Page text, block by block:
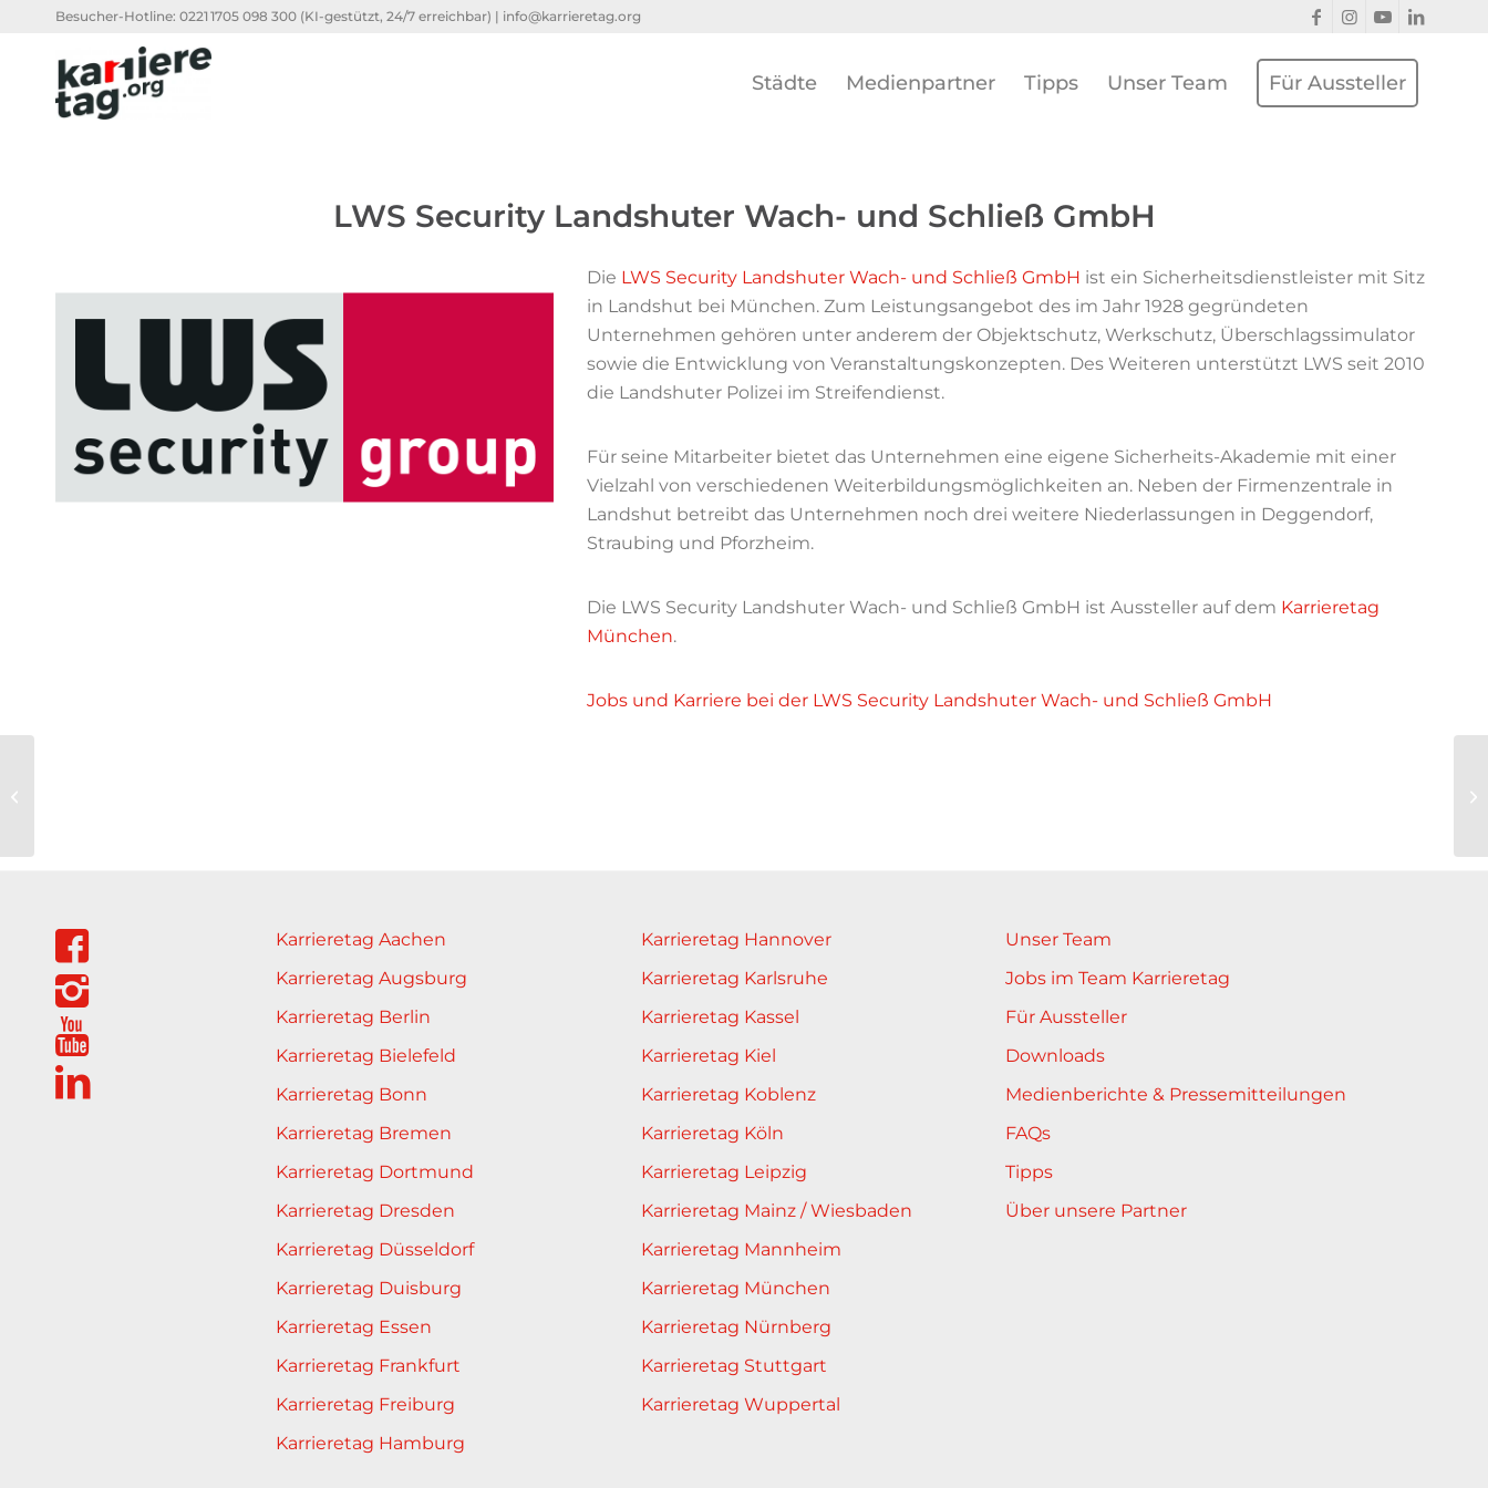
Besucher-Hotline: 0221 1705 098 300 (KI-gestützt, 24/7 erreichbar) | info@karrieretag.org
Städte Medienpartner Tipps Unser Team Für Aussteller
LWS Security Landshuter Wach- und Schließ GmbH
Die LWS Security Landshuter Wach- und Schließ GmbH ist ein Sicherheitsdienstleister mit Sitz
in Landshut bei München. Zum Leistungsangebot des im Jahr 1928 gegründeten
Unternehmen gehören unter anderem der Objektschutz, Werkschutz, Überschlagssimulator
sowie die Entwicklung von Veranstaltungskonzepten. Des Weiteren unterstützt LWS seit 2010
die Landshuter Polizei im Streifendienst.
Für seine Mitarbeiter bietet das Unternehmen eine eigene Sicherheits-Akademie mit einer
Vielzahl von verschiedenen Weiterbildungsmöglichkeiten an. Neben der Firmenzentrale in
Landshut betreibt das Unternehmen noch drei weitere Niederlassungen in Deggendorf,
Straubing und Pforzheim.
Die LWS Security Landshuter Wach- und Schließ GmbH ist Aussteller auf dem Karrieretag
München.
Jobs und Karriere bei der LWS Security Landshuter Wach- und Schließ GmbH
Karrieretag Aachen
Karrieretag Augsburg
Karrieretag Berlin
Karrieretag Bielefeld
Karrieretag Bonn
Karrieretag Bremen
Karrieretag Dortmund
Karrieretag Dresden
Karrieretag Düsseldorf
Karrieretag Duisburg
Karrieretag Essen
Karrieretag Frankfurt
Karrieretag Freiburg
Karrieretag Hamburg
Karrieretag Hannover
Karrieretag Karlsruhe
Karrieretag Kassel
Karrieretag Kiel
Karrieretag Koblenz
Karrieretag Köln
Karrieretag Leipzig
Karrieretag Mainz / Wiesbaden
Karrieretag Mannheim
Karrieretag München
Karrieretag Nürnberg
Karrieretag Stuttgart
Karrieretag Wuppertal
Unser Team
Jobs im Team Karrieretag
Für Aussteller
Downloads
Medienberichte & Pressemitteilungen
FAQs
Tipps
Über unsere Partner